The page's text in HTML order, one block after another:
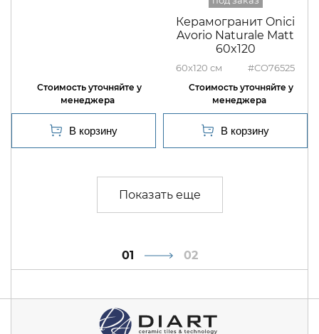
Керамогранит Onici
Avorio Naturale Matt
60x120
60x120 #CO76525
1 2